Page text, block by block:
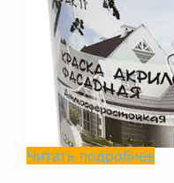
Читать подробнее